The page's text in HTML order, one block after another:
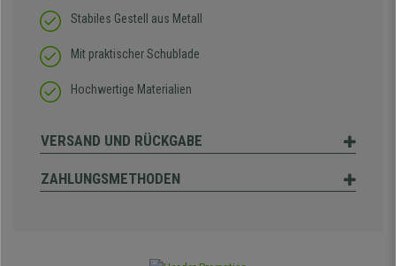
Stabiles Gestell aus Metall
Mit praktischer Schublade
Hochwertige Materialien
VERSAND UND RÜCKGABE
ZAHLUNGSMETHODEN